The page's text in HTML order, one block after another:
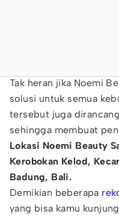
Tak heran jika Noemi
solusi untuk semua
tersebut juga dirancang
sehingga membuat
Lokasi Noemi Beauty
Kerobokan Kelod,
Badung, Bali.
Demikian beberapa
yang bisa kamu